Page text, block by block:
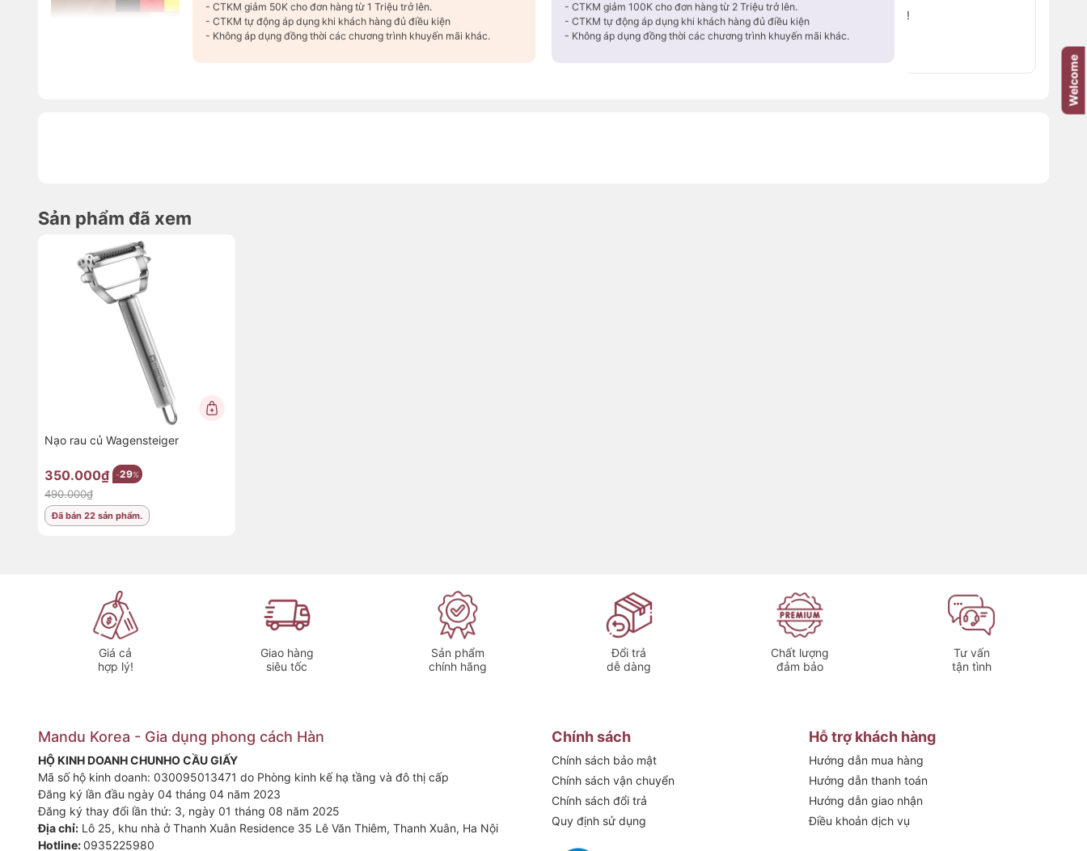
Copy Mã và nhập ở trangTHANH TOÁN bạn nhé!
✅ – vừa nạo sợi, vừa gọt vỏ, tiết kiệm thời gian chế biến.
✅Đầu nạo thông minh– dễ dàng loại bỏ mầm khoai tây, cuống rau củ mà không cần dùng dao.
✅Thiết kế chắc chắn, cầm nặng tay– dễ sử dụng, hạn chế trơn trượt.
✅Đóng hộp đẹp mắt
Xem thêm
Sản phẩm đã xem
Nạo rau củ Wagensteiger
350.000₫ -29%
490.000₫
Đã bán 22 sản phẩm.
Giá cả
hợp lý!
Giao hàng
siêu tốc
Sản phẩm
chính hãng
Đổi trả
dễ dàng
Chất lượng
đảm bảo
Tư vấn
tận tình
Mandu Korea - Gia dụng phong cách Hàn
HỘ KINH DOANH CHUNHO CẦU GIẤY
Mã số hộ kinh doanh: 030095013471 do Phòng kinh kế hạ tầng và đô thị cấp
Đăng ký lần đầu ngày 04 tháng 04 năm 2023
Đăng ký thay đổi lần thứ: 3, ngày 01 tháng 08 năm 2025
Địa chỉ: Lô 25, khu nhà ở Thanh Xuân Residence 35 Lê Văn Thiêm, Thanh Xuân, Ha Nội
Hotline:0935225980
Chính sách
Chính sách bảo mật
Chính sách vận chuyển
Chính sách đổi trả
Quy định sử dụng
Hỗ trợ khách hàng
Hướng dẫn mua hàng
Hướng dẫn thanh toán
Hướng dẫn giao nhận
Điều khoản dịch vụ
Welcome
- CTKM giảm 50K cho đơn hàng từ 1 Triệu trở lên.
- CTKM tự động áp dụng khi khách hàng đủ điều kiện
- Không áp dụng đồng thời các chương trình khuyến mãi khác.
- CTKM giảm 100K cho đơn hàng từ 2 Triệu trở lên.
- CTKM tự động áp dụng khi khách hàng đủ điều kiện
- Không áp dụng đồng thời các chương trình khuyến mãi khác.